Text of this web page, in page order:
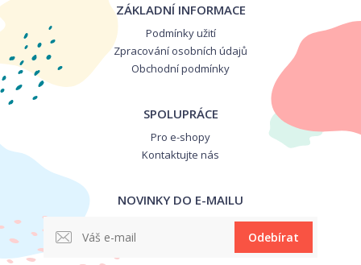
ZÁKLADNÍ INFORMACE
Podmínky užití
Zpracování osobních údajů
Obchodní podmínky
SPOLUPRÁCE
Pro e-shopy
Kontaktujte nás
NOVINKY DO E-MAILU
Odebírat